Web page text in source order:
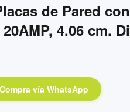
de Pared
4.06 cm.
Compra vía WhatsApp